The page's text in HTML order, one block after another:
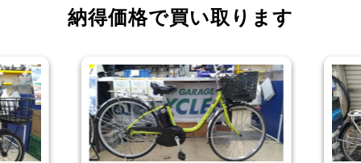
納得価格で買い取ります